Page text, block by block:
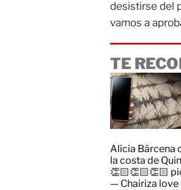
desistirse del
vamos a
TE
Alicia Bárcena
la costa de
👏🏻👏🏻👏🏻
— Chairiza love